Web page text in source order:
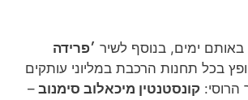
ימים, בנוסף לשיר ׳פרידה
בכל תחנות הרכבת במליוני עותקים
הרוסי: קונסטנטין מיכאלוב סימנוב –